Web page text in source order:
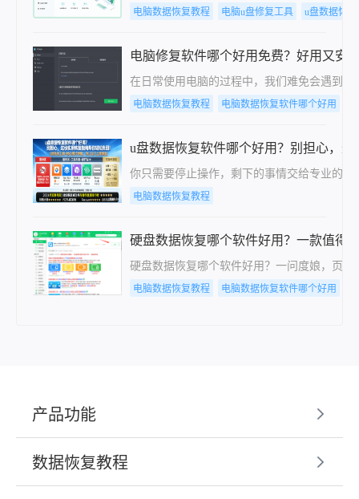
电脑数据恢复教程 电脑u盘修复工具 u盘数据恢
电脑修复软件哪个好用免费？好用又安
在日常使用电脑的过程中，我们难免会遇到
电脑数据恢复教程 电脑数据恢复软件哪个好用
u盘数据恢复软件哪个好用？别担心，
你只需要停止操作，剩下的事情交给专业的
电脑数据恢复教程
硬盘数据恢复哪个软件好用？一款值得
硬盘数据恢复哪个软件好用？一问度娘，页
电脑数据恢复教程 电脑数据恢复软件哪个好用
产品功能
数据恢复教程